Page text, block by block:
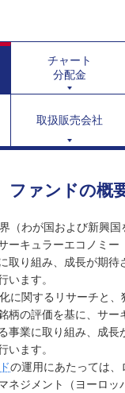
チャート
分配金
取扱販売会社
ファンドの概
（わが国および新興
ーキュラーエコノミー
取り組み、成長が期待
います。
に関するリサーチと、
柄の評価を基に、サー
事業に取り組み、成長
います。
の運用にあたっては、
ネジメント（ヨーロッ